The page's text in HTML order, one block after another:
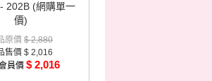
202B (網購單一
價)
原價 $ 2,880
售價 $ 2,016
員價 $ 2,016